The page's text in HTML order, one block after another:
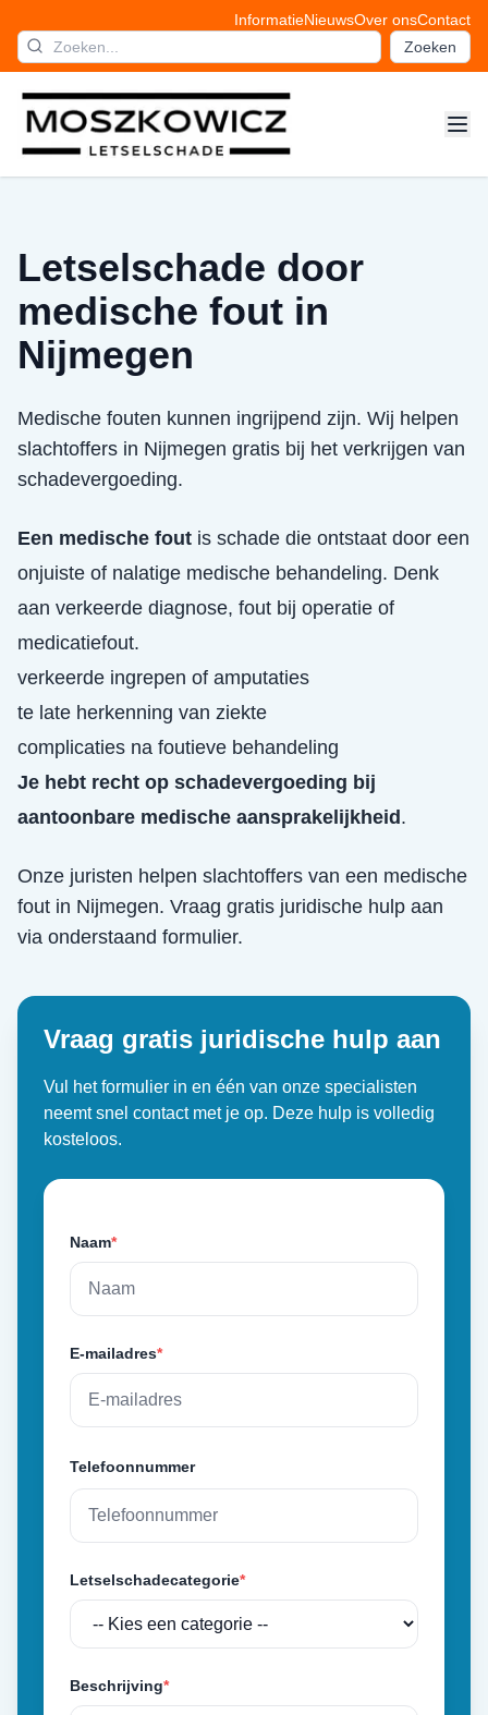
InformatieNieuwsOver onsContact
Zoeken
Letselschade door
medische fout in
Nijmegen
Medische fouten kunnen ingrijpend zijn. Wij helpen
slachtoffers in Nijmegen gratis bij het verkrijgen van
schadevergoeding.
Een medische fout is schade die ontstaat door een
onjuiste of nalatige medische behandeling. Denk
aan verkeerde diagnose, fout bij operatie of
medicatiefout.
verkeerde ingrepen of amputaties
te late herkenning van ziekte
complicaties na foutieve behandeling
Je hebt recht op schadevergoeding bij
aantoonbare medische aansprakelijkheid .
Onze juristen helpen slachtoffers van een medische
fout in Nijmegen. Vraag gratis juridische hulp aan
via onderstaand formulier.
Vraag gratis juridische hulp aan
Vul het formulier in en één van onze specialisten
neemt snel contact met je op. Deze hulp is volledig
kosteloos.
Naam*
E-mailadres*
Telefoonnummer
Letselschadecategorie*
Beschrijving*